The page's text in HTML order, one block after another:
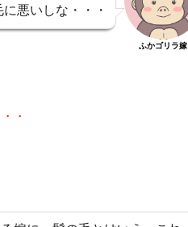
悪いしな・・・
ふかゴリラ嫁
・